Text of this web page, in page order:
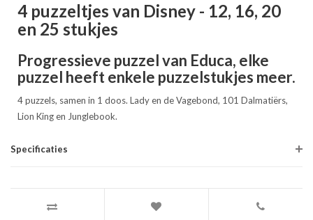
4 puzzeltjes van Disney - 12, 16, 20
en 25 stukjes
Progressieve puzzel van Educa, elke
puzzel heeft enkele puzzelstukjes meer.
4 puzzels, samen in 1 doos. Lady en de Vagebond, 101 Dalmatiërs,
Lion King en Junglebook.
Specificaties